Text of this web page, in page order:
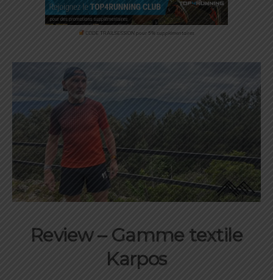
CODE TRAILSESSION pour 5% supplémentaires
Review – Gamme textile
Karpos